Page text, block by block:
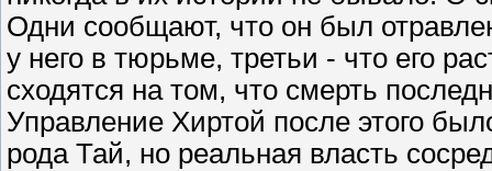
Одни сообщают, что он был
у него в тюрьме, третьи - что его
сходятся на том, что смерть
Управление Хиртой после этого
рода Тай, но реальная власть